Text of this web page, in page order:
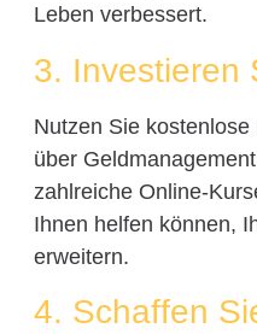
Leben verbessert.
3. Investieren
Nutzen Sie
über
zahlreiche Online-
Ihnen helfen können,
erweitern.
4. Schaffen